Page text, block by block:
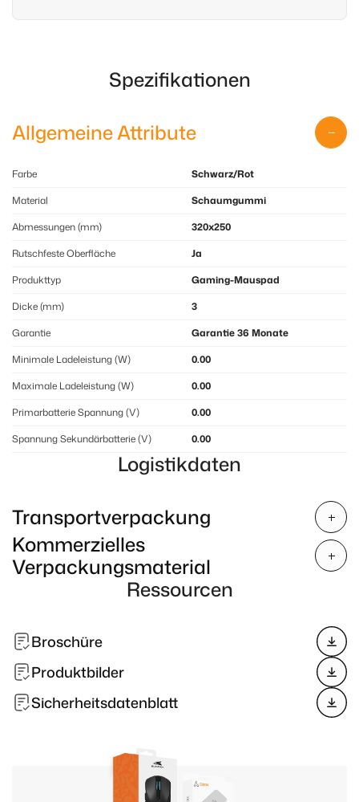
Spezifikationen
Allgemeine Attribute
Farbe
Schwarz/Rot
Material
Schaumgummi
Abmessungen (mm)
320x250
Rutschfeste Oberfläche
Ja
Produkttyp
Gaming-Mauspad
Dicke (mm)
3
Garantie
Garantie 36 Monate
Minimale Ladeleistung (W)
0.00
Maximale Ladeleistung (W)
0.00
Primarbatterie Spannung (V)
0.00
Spannung Sekundärbatterie (V)
0.00
Logistikdaten
Transportverpackung
Kommerzielles
Verpackungsmaterial
Ressourcen
Broschüre
Produktbilder
Sicherheitsdatenblatt